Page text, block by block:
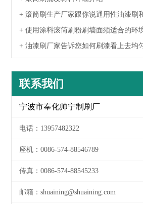
+ 滚筒刷生产厂家跟你说通用性油漆刷
+ 使用涂料滚筒刷粉刷墙面须适合的环
+ 油漆刷厂家告诉您如何刷漆看上去均
联系我们
宁波市奉化帅宁制刷厂
电话：13957482322
座机：0086-574-88546789
传真：0086-574-88545233
邮箱：shuaining@shuaining.com